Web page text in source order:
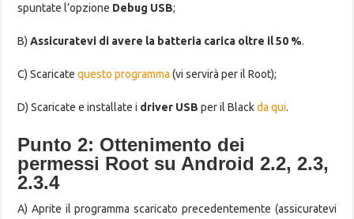
spuntate l’opzione Debug USB;
B)Assicuratevi di avere la batteria carica oltre il 50 %.
C) Scaricatequesto programma (vi servirà per il Root);
D) Scaricate e installate i driver USB per il Blackda qui.
Punto 2: Ottenimento dei
permessi Root su Android 2.2, 2.3,
2.3.4
A) Aprite il programma scaricato precedentemente (assicuratevi